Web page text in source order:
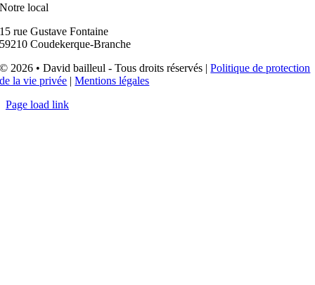
Notre local
15 rue Gustave Fontaine
59210 Coudekerque-Branche
© 2026 • David bailleul - Tous droits réservés |Politique de protection
de la vie privée |Mentions légales
Page load link